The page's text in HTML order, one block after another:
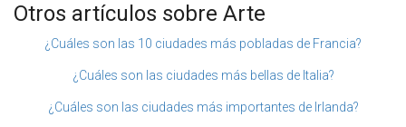
Otros artículos sobre Arte
¿Cuáles son las 10 ciudades más pobladas de Francia?
¿Cuáles son las ciudades más bellas de Italia?
¿Cuáles son las ciudades más importantes de Irlanda?